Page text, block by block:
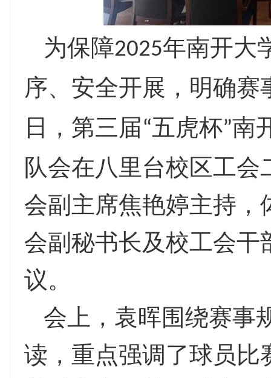
为保障2025年南开大
序、安全开展，明确
日，第三届“五虎杯”南
队会在八里台校区工
会副主席焦艳婷主持，
会副秘书长及校工会干
议。
会上，袁晖围绕赛事
读，重点强调了球员比